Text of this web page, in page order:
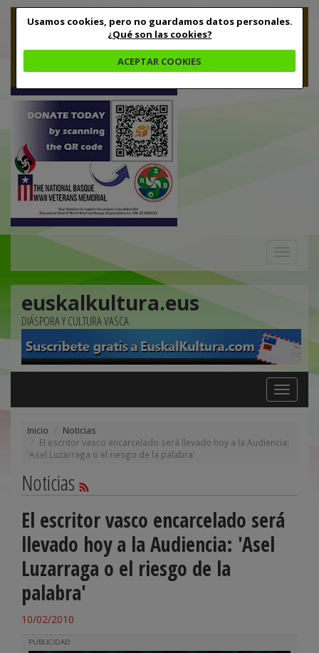
Usamos cookies, pero no guardamos datos personales.
¿Qué son las cookies?
ACEPTAR COOKIES
euskalkultura.eus
DIÁSPORA Y CULTURA VASCA
Toggle
navigation
Inicio
Noticias
El escritor vasco encarcelado será llevado hoy a la Audiencia:
'Asel Luzarraga o el riesgo de la palabra'
Noticias
El escritor vasco encarcelado será
llevado hoy a la Audiencia: 'Asel
Luzarraga o el riesgo de la
palabra'
10/02/2010
PUBLICIDAD